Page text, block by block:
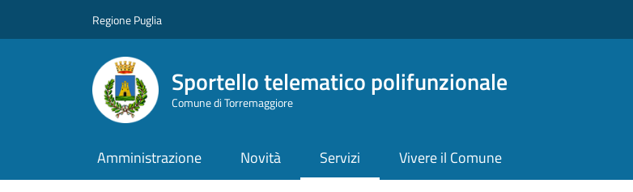
Regione Puglia
Sportello telematico polifunzionale
Comune di Torremaggiore
Amministrazione Novità Servizi Vivere il Comune